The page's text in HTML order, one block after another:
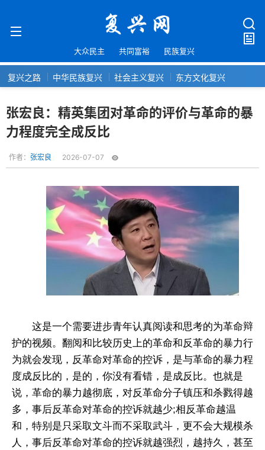
大众民主 共同富裕 民族复兴
复兴之路 中华民族复兴 社会主义复兴 东方文化复兴
张宏良：精英集团对革命的评价与革命的暴
力程度完全成反比
作者： 张宏良 2026-07-07
这是一个需要进步青年认真阅读和思考的为革命辩
护的视频。翻阅和比较历史上的革命和反革命的暴力行
为就会发现，反革命对革命的控诉，是与革命的暴力程
度成反比的，是的，你没有看错，是成反比。也就是
说，革命的暴力越彻底，对反革命分子镇压和杀戮得越
多，事后反革命对革命的控诉就越少;相反革命越温
和，特别是只采取文斗而不采取武斗，更不会大规模杀
人，事后反革命对革命的控诉就越强烈，越持久，甚至